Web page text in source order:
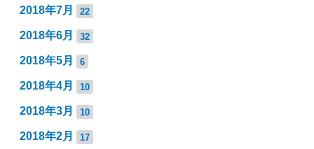
2018年7月 22
2018年6月 32
2018年5月 6
2018年4月 10
2018年3月 10
2018年2月 17